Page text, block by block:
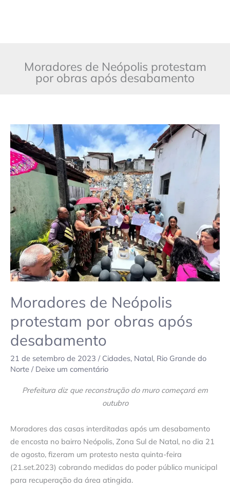
Moradores de Neópolis protestam
por obras após desabamento
Moradores de Neópolis
protestam por obras após
desabamento
21 de setembro de 2023 / Cidades, Natal, Rio Grande do
Norte / Deixe um comentário
Prefeitura diz que reconstrução do muro começará em
outubro
Moradores das casas interditadas após um desabamento
de encosta no bairro Neópolis, Zona Sul de Natal, no dia 21
de agosto, fizeram um protesto nesta quinta-feira
(21.set.2023) cobrando medidas do poder público municipal
para recuperação da área atingida.
Moradores
de
Neópolis
protestam
por
obras
após
desabamento